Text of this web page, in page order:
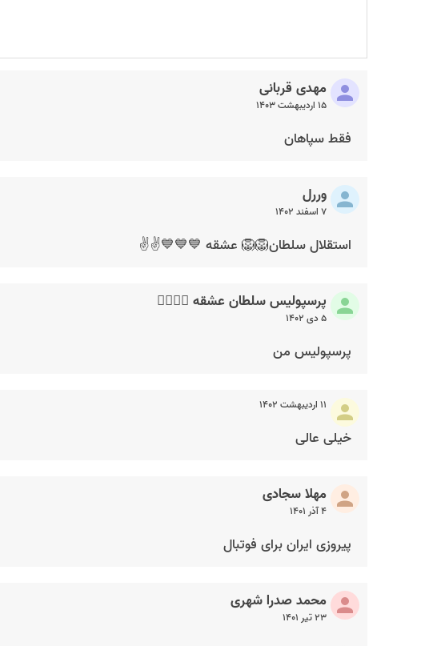
مهدی قربانی
۱۵ اردیبهشت ۱۴۰۳
فقط سپاهان
وررل
۷ اسفند ۱۴۰۲
استقلال سلطان🦁🦁 عشقه 💙💙💙✌✌
پرسپولیس سلطان عشقه ✌🏻✌🏻
۵ دی ۱۴۰۲
پرسپولیس من
۱۱ اردیبهشت ۱۴۰۲
خیلی عالی
مهلا سجادی
۴ آذر ۱۴۰۱
پیروزی ایران برای فوتبال
محمد صدرا شهری
۲۳ تیر ۱۴۰۱